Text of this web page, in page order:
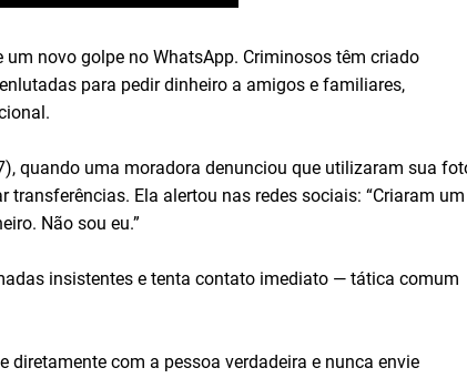
um novo golpe no WhatsApp. Criminosos têm criado
para pedir dinheiro a amigos e familiares,
quando uma moradora denunciou que utilizaram sua
Ela alertou nas redes sociais: “Criaram um
Não sou eu.”
insistentes e tenta contato imediato — tática comum
diretamente com a pessoa verdadeira e nunca envie